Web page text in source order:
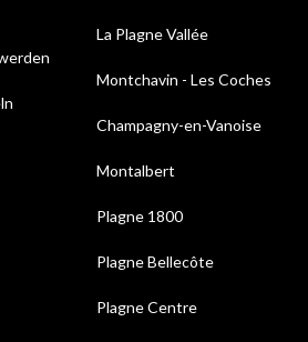
La Plagne Vallée
Montchavin - Les Coches
Champagny-en-Vanoise
Montalbert
Plagne 1800
Plagne Bellecôte
Plagne Centre